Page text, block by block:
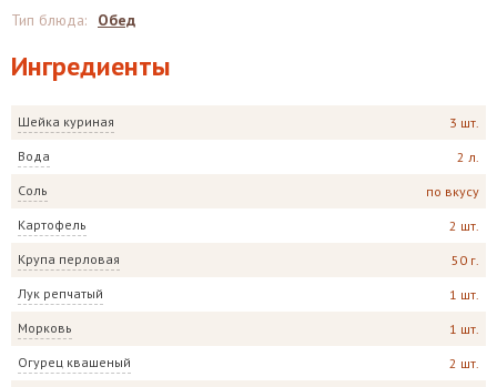
Ингредиенты
Шейка куриная 3 шт.
Вода 2 л.
Соль по вкусу
Картофель 2 шт.
Крупа перловая 50 г.
Лук репчатый 1 шт.
Морковь 1 шт.
Огурец квашеный 2 шт.
Тип блюда: Обед